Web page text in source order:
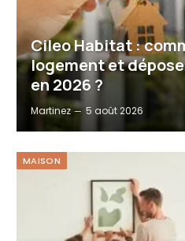
Cileo Habitat :
logement et
en 2026 ?
Martinez 5 août 2026
MAISON